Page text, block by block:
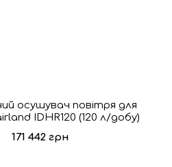
осушувач повітря для
IDHR120 (120 л/добу)
171 442 грн